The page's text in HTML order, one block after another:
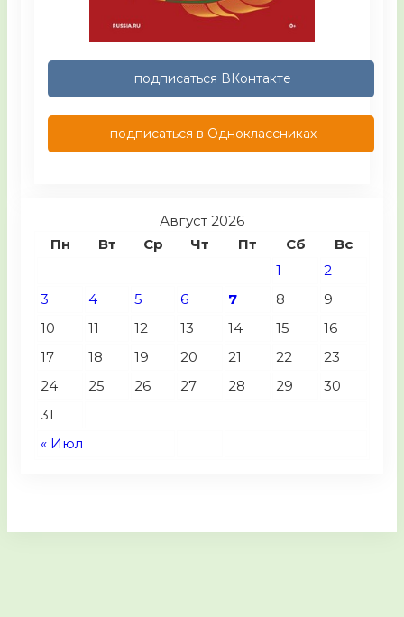
подписаться ВКонтакте
подписаться в Одноклассниках
Август 2026
Пн
Вт Ср Чт Пт Сб Вс
« Июл
1
2
3
4 5 6 7 8
9
10
11 12 13 14 15
16
17
18 19 20 21 22
23
24
25 26 27 28 29
30
31